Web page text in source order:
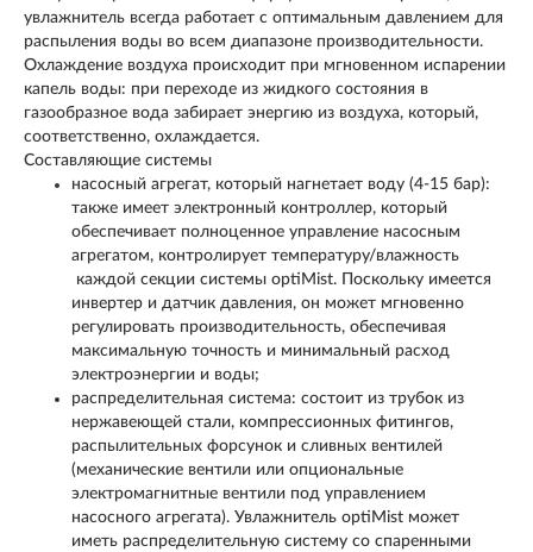
увлажнитель всегда работает с оптимальным давлением для
распыления воды во всем диапазоне производительности.
Охлаждение воздуха происходит при мгновенном испарении
капель воды: при переходе из жидкого состояния в
газообразное вода забирает энергию из воздуха, который,
соответственно, охлаждается.
Составляющие системы
насосный агрегат, который нагнетает воду (4-15 бар):
также имеет электронный контроллер, который
обеспечивает полноценное управление насосным
агрегатом, контролирует температуру/влажность
каждой секции системы optiMist. Поскольку имеется
инвертер и датчик давления, он может мгновенно
регулировать производительность, обеспечивая
максимальную точность и минимальный расход
электроэнергии и воды;
распределительная система: состоит из трубок из
нержавеющей стали, компрессионных фитингов,
распылительных форсунок и сливных вентилей
(механические вентили или опциональные
электромагнитные вентили под управлением
насосного агрегата). Увлажнитель optiMist может
иметь распределительную систему со спаренными